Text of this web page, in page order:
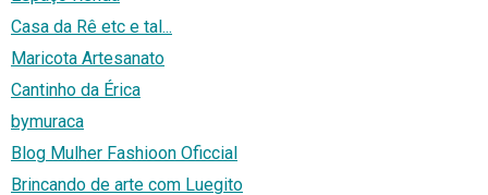
Casa da Rê etc e tal...
Maricota Artesanato
Cantinho da Érica
bymuraca
Blog Mulher Fashioon Oficcial
Brincando de arte com Luegito